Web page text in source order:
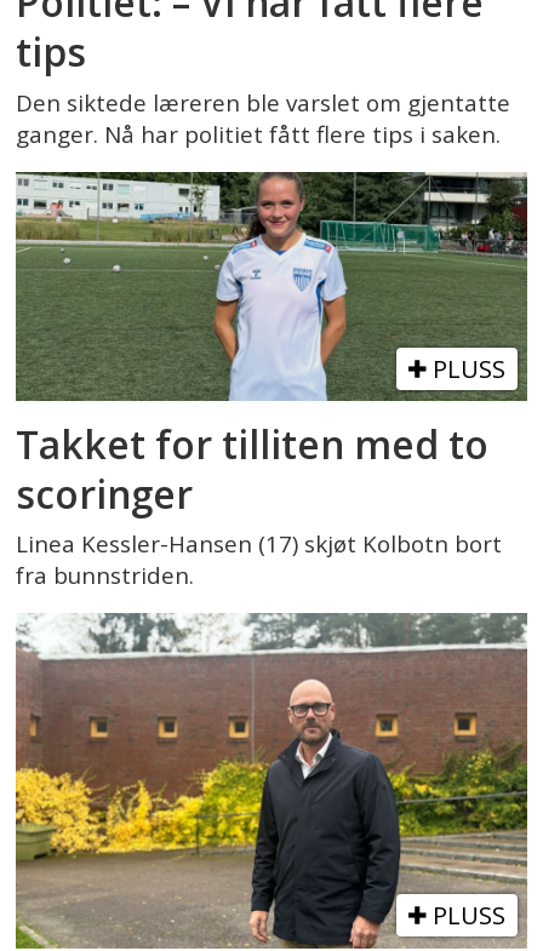
tips
Den siktede læreren ble varslet om gjentatte
ganger. Nå har politiet fått flere tips i saken.
PLUSS
Takket for tilliten med to
scoringer
Linea Kessler-Hansen (17) skjøt Kolbotn bort
fra bunnstriden.
PLUSS